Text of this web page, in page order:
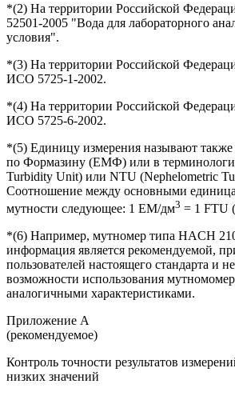
*(2) На территории Российской
52501-2005 "Вода для лабораторного
условия".
*(3) На территории Российской
ИСО 5725-1-2002.
*(4) На территории Российской
ИСО 5725-6-2002.
*(5) Единицу измерения называют
по Формазину (ЕМФ) или в
Turbidity Unit) или NTU (Nephelometric
Соотношение между основными
мутности следующее: 1 EM/дм3 = 1 FTU
*(6) Например, мутномер типа HACH
информация является рекомендуемой,
пользователей настоящего стандарта и
возможности использования
аналогичными характеристиками.
Приложение А
(рекомендуемое)
Контроль точности результатов
низких значений